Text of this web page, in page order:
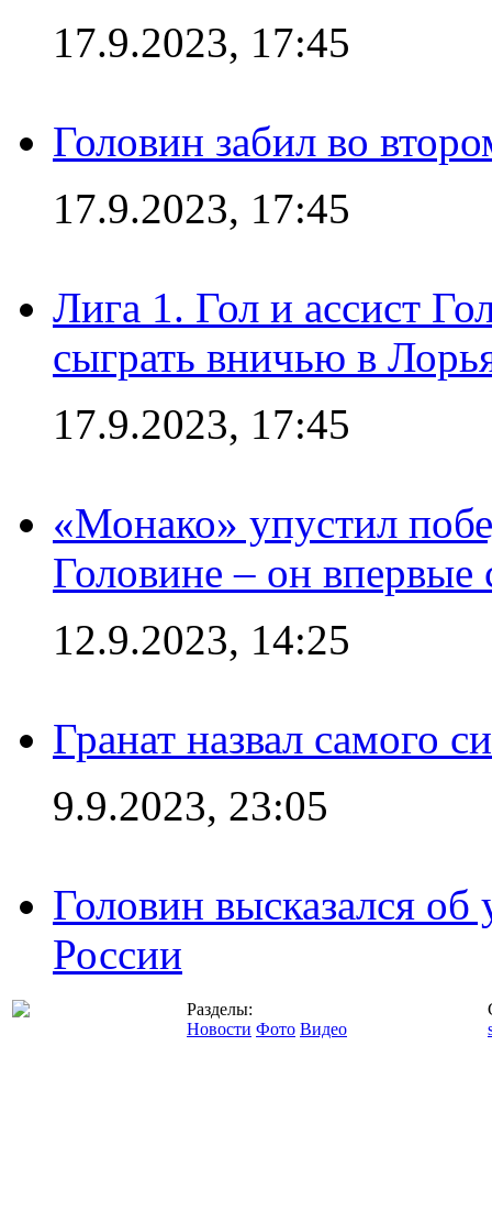
17.9.2023, 17:45
Головин забил во
17.9.2023, 17:45
Лига 1. Гол и ассист
сыграть вничью в
17.9.2023, 17:45
«Монако» упустил
Головине – он впервые
12.9.2023, 14:25
Гранат назвал самого
9.9.2023, 23:05
Головин высказался
России
Разделы:
Новости Фото Видео